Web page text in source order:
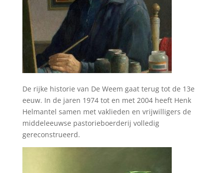
De rijke historie van De Weem gaat terug tot de 13e
eeuw. In de jaren 1974 tot en met 2004 heeft Henk
Helmantel samen met vaklieden en vrijwilligers de
middeleeuwse pastorieboerderij volledig
gereconstrueerd.